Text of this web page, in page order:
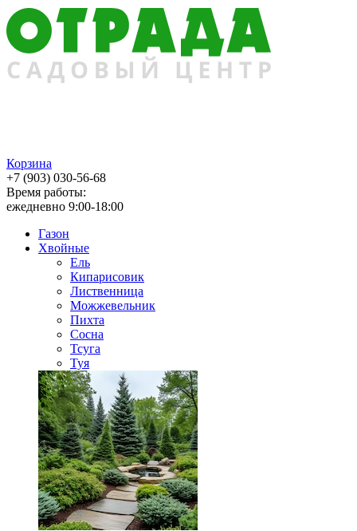
Корзина
+7 (903) 030-56-68
Время работы:
ежедневно 9:00-18:00
Газон
Хвойные
Ель
Кипарисовик
Лиственница
Можжевельник
Пихта
Сосна
Тсуга
Туя